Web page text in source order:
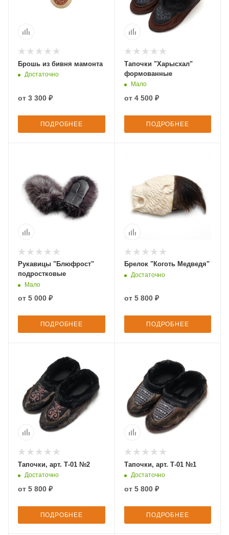
Брошь из бивня мамонта
Достаточно
от 3 300 ₽
ПОДРОБНЕЕ
Тапочки "Харысхал"
формованные
Мало
от 4 500 ₽
ПОДРОБНЕЕ
Рукавицы "Блюфрост"
подростковые
Мало
от 5 000 ₽
ПОДРОБНЕЕ
Брелок "Коготь Медведя"
Достаточно
от 5 800 ₽
ПОДРОБНЕЕ
Тапочки, арт. Т-01 №2
Достаточно
от 5 800 ₽
ПОДРОБНЕЕ
Тапочки, арт. Т-01 №1
Достаточно
от 5 800 ₽
ПОДРОБНЕЕ